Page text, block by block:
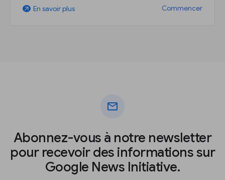
arrow_outward En savoir plus Commencer
mail
Abonnez-vous à notre newsletter
pour recevoir des informations sur
Google News Initiative.